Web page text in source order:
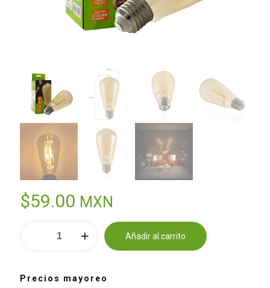
$59.00 MXN
(VINTAGE)
Añadir al carrito
Alternative:
Precios mayoreo